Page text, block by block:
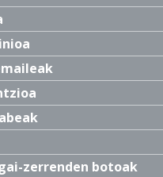
zerrenden botoak